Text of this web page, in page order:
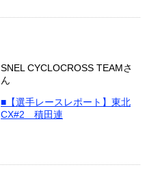
SNEL CYCLOCROSS TEAMさ
ん
■【選手レースレポート】東北
CX#2 積田連